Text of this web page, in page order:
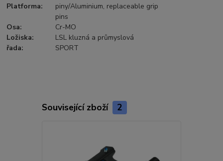
Platforma:
piny/Aluminium, replaceable grip
pins
Osa:
Cr-MO
Ložiska:
LSL kluzná a průmyslová
řada:
SPORT
Související zboží 2